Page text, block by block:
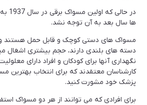
در
ها سال بعد به آن توجه نشد.
مسواک های دستی کوچک و قابل حمل هستند
دسته های بلندی دارند، حجم بیشتری اشغال
نگهداری آنها برای کودکان و افراد دارای
کارشناسان معتقدند که برای انتخاب بهترین
پزشک خود مشورت کنید.
برای افرادی که می توانند از هر دو مسواک